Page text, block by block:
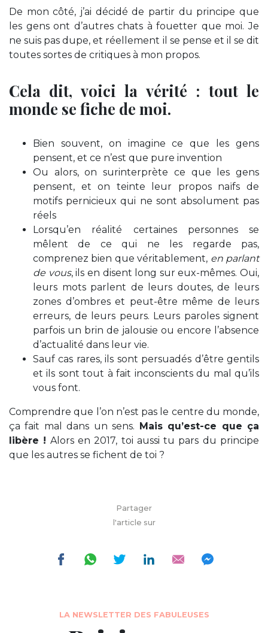
De mon côté, j’ai décidé de partir du principe que
les gens ont d’autres chats à fouetter que moi. Je
ne suis pas dupe, et réellement il se pense et il se dit
toutes sortes de critiques à mon propos.
Cela dit, voici la vérité : tout le
monde se fiche de moi.
Bien souvent, on imagine ce que les gens
pensent, et ce n’est que pure invention
Ou alors, on surinterprète ce que les gens
pensent, et on teinte leur propos naïfs de
motifs pernicieux qui ne sont absolument pas
réels
Lorsqu’en réalité certaines personnes se
mêlent de ce qui ne les regarde pas,
comprenez bien que véritablement, en parlant
de vous, ils en disent long sur eux-mêmes. Oui,
leurs mots parlent de leurs doutes, de leurs
zones d’ombres et peut-être même de leurs
erreurs, de leurs peurs. Leurs paroles signent
parfois un brin de jalousie ou encore l’absence
d’actualité dans leur vie.
Sauf cas rares, ils sont persuadés d’être gentils
et ils sont tout à fait inconscients du mal qu’ils
vous font.
Comprendre que l’on n’est pas le centre du monde,
ça fait mal dans un sens.
Mais qu’est-ce que ça
libère ! Alors en 2017, toi aussi tu pars du principe
que les autres se fichent de toi ?
Partager
l'article sur
LA NEWSLETTER DES FABULEUSES